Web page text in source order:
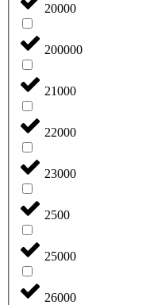
20000
200000
21000
22000
23000
2500
25000
26000